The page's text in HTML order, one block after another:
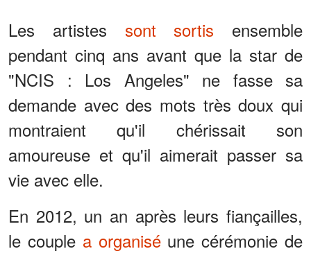
Les artistes sont sortis ensemble
pendant cinq ans avant que la star de
"NCIS : Los Angeles" ne fasse sa
demande avec des mots très doux qui
montraient qu'il chérissait son
amoureuse et qu'il aimerait passer sa
vie avec elle.
En 2012, un an après leurs fiançailles,
le couple a organiséune cérémonie de